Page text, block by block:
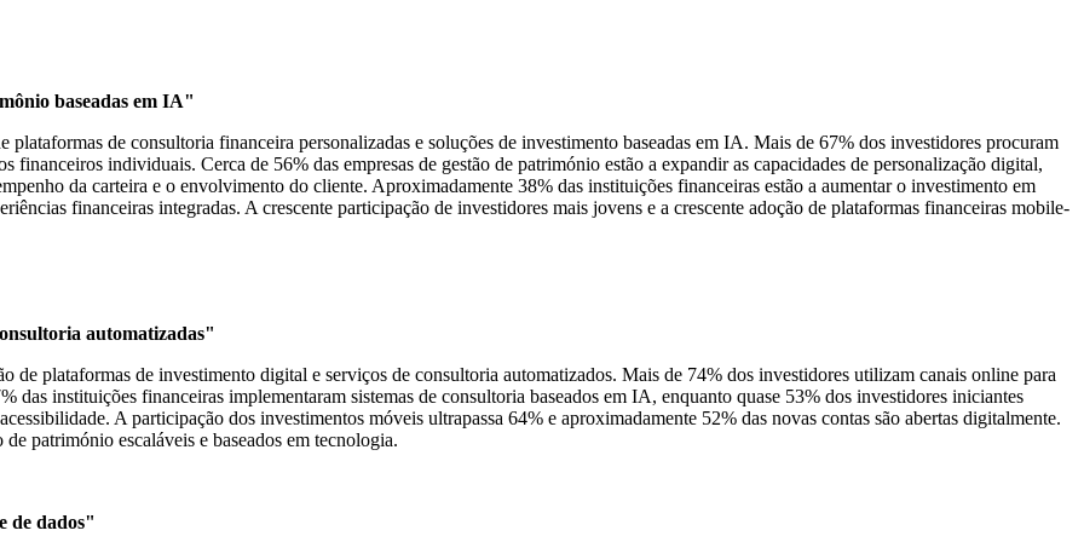
baseadas em IA"
plataformas de consultoria financeira personalizadas e soluções de investimento baseadas em IA. Mais de 67% dos investidores procuram
financeiros individuais. Cerca de 56% das empresas de gestão de património estão a expandir as capacidades de personalização digital,
da carteira e o envolvimento do cliente. Aproximadamente 38% das instituições financeiras estão a aumentar o investimento em
financeiras integradas. A crescente participação de investidores mais jovens e a crescente adoção de plataformas financeiras mobile-
automatizadas"
de plataformas de investimento digital e serviços de consultoria automatizados. Mais de 74% dos investidores utilizam canais online para
das instituições financeiras implementaram sistemas de consultoria baseados em IA, enquanto quase 53% dos investidores iniciantes
A participação dos investimentos móveis ultrapassa 64% e aproximadamente 52% das novas contas são abertas digitalmente.
património escaláveis ​​e baseados em tecnologia.
de dados"